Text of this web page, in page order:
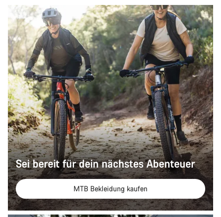
Sei bereit für dein nächstes Abenteuer
MTB Bekleidung kaufen